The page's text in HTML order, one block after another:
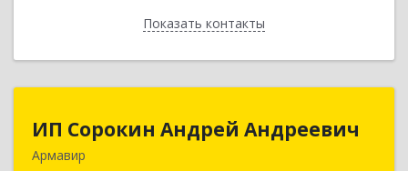
Показать контакты
Назад
ИП Сорокин Андрей Андреевич
Армавир
ИП Сорокин Андрей Андреевич